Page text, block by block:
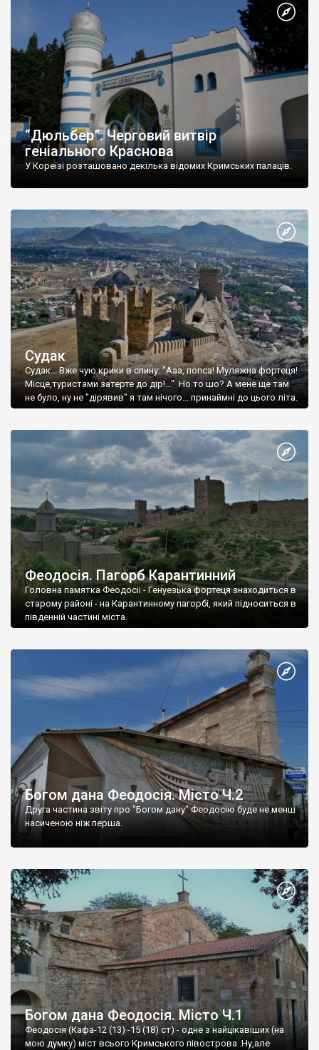
“Дюльбер”. Черговий витвір
геніального Краснова
У Кореїзі розташовано декілька відомих Кримських палаців.
Судак
Судак... Вже чую крики в спину: "Ааа, попса! Муляжна фортеця!
Місце,туристами затерте до дір!..." Но то шо? А мене ще там
не було, ну не "дірявив" я там нічого... принаймні до цього літа.
Феодосія. Пагорб Карантинний
Головна памятка Феодосії - Генуезька фортеця знаходиться в
старому районі - на Карантинному пагорбі, який підноситься в
південній частині міста.
Богом дана Феодосія. Місто Ч.2
Друга частина звіту про "Богом дану" Феодосію буде не менш
насиченою ніж перша.
Богом дана Феодосія. Місто Ч.1
Феодосія (Кафа-12 (13) -15 (18) ст) - одне з найцікавіших (на
мою думку) міст всього Кримського півострова .Ну,але